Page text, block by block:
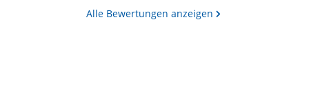
Alle Bewertungen anzeigen